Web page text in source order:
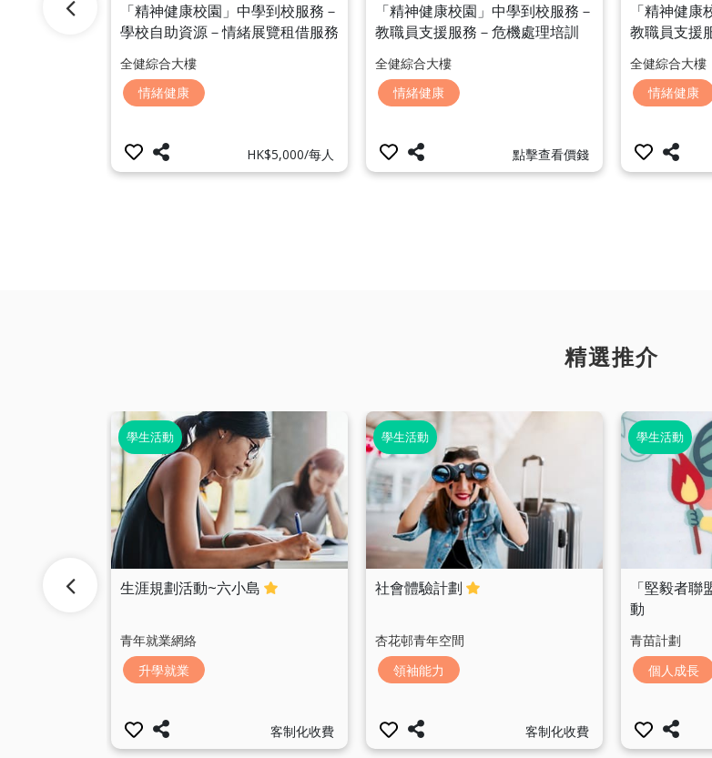
到校服務－
「精神健康校園」中學到校服務－
學校自助資源－情緒展覽租借服務
「情緒字典展覽」
全健綜合大樓
情緒健康
HK$5,000/每人
「精神健康校園」中學到校服務－
教職員支援服務－危機處理培訓
「特別班主任課模擬訓練」
全健綜合大樓
情緒健康
點擊查看價錢
「精神健康
教職員支援
「危機處理
全健綜合大樓
情緒健康
精選推介
學生活動
生涯規劃活動~六小島
青年就業網絡
升學就業
客制化收費
學生活動
社會體驗計劃
杏花邨青年空間
領袖能力
客制化收費
學生活動
「堅毅者
動
青苗計劃
個人成長